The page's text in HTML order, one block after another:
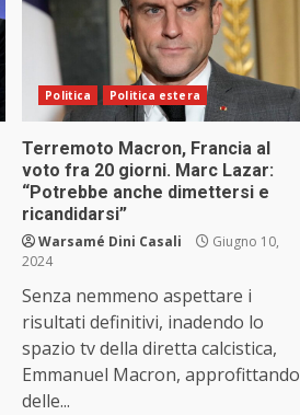
Politica Politica estera
Terremoto Macron, Francia al
voto fra 20 giorni. Marc Lazar:
“Potrebbe anche dimettersi e
ricandidarsi”
Warsamé Dini Casali
Giugno 10,
2024
Senza nemmeno aspettare i
risultati definitivi, inadendo lo
spazio tv della diretta calcistica,
Emmanuel Macron, approfittando
delle...